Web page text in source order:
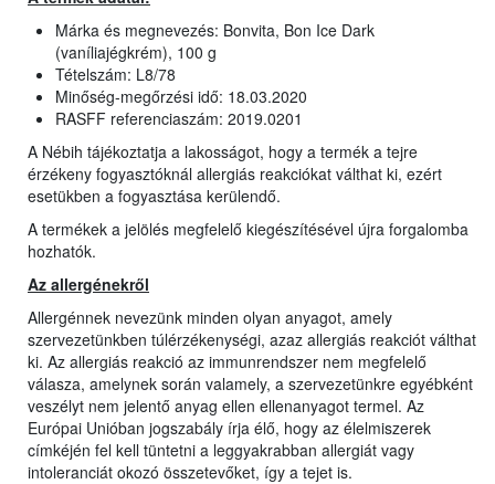
Márka és megnevezés: Bonvita, Bon Ice Dark
(vaníliajégkrém), 100 g
Tételszám: L8/78
Minőség-megőrzési idő: 18.03.2020
RASFF referenciaszám: 2019.0201
A Nébih tájékoztatja a lakosságot, hogy a termék a tejre
érzékeny fogyasztóknál allergiás reakciókat válthat ki, ezért
esetükben a fogyasztása kerülendő.
A termékek a jelölés megfelelő kiegészítésével újra forgalomba
hozhatók.
Az allergénekről
Allergénnek nevezünk minden olyan anyagot, amely
szervezetünkben túlérzékenységi, azaz allergiás reakciót válthat
ki. Az allergiás reakció az immunrendszer nem megfelelő
válasza, amelynek során valamely, a szervezetünkre egyébként
veszélyt nem jelentő anyag ellen ellenanyagot termel. Az
Európai Unióban jogszabály írja élő, hogy az élelmiszerek
címkéjén fel kell tüntetni a leggyakrabban allergiát vagy
intoleranciát okozó összetevőket, így a tejet is.